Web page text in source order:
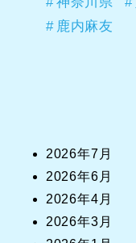
鹿内麻友
2026年7月
2026年6月
2026年4月
2026年3月